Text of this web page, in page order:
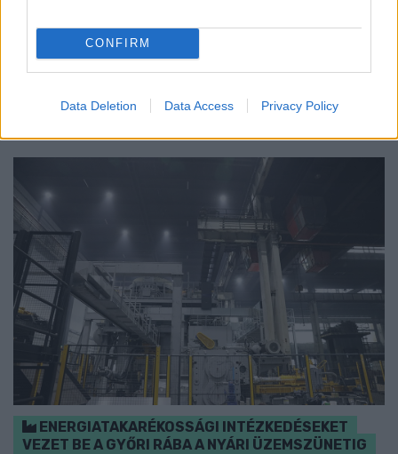
CONFIRM
Data Deletion Data Access Privacy Policy
Az alpolgármester szerint a rendkívüli kánikula a
bekapcsolni a push értesítéseket.
Szólj hozzá!
ENERGIATAKARÉKOSSÁGI INTÉZKEDÉSEKET
VEZET BE A GYŐRI RÁBA A NYÁRI ÜZEMSZÜNETIG